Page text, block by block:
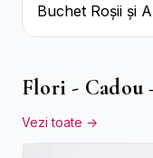
Buchet Roșii și
Flori - Cadou
Vezi toate →